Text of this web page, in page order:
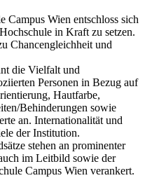
Campus Wien entschloss sich
in Kraft zu setzen.
Chancengleichheit und
die Vielfalt und
Personen in Bezug auf
Hautfarbe,
Behinderungen sowie
an. Internationalität und
der Institution.
stehen an prominenter
im Leitbild sowie der
Campus Wien verankert.